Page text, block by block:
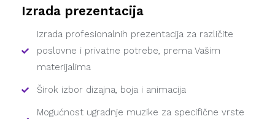
Izrada prezentacija
Izrada profesionalnih prezentacija za različite
poslovne i privatne potrebe, prema Vašim
materijalima
Širok izbor dizajna, boja i animacija
Mogućnost ugradnje muzike za specifične vrste